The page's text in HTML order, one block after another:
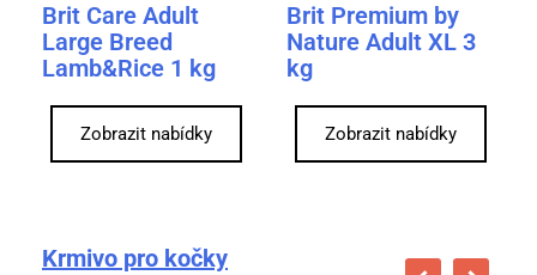
Brit Care Adult
Large Breed
Lamb&Rice 1 kg
Zobrazit nabídky
Brit Premium by
Nature Adult XL 3
kg
Zobrazit nabídky
Krmivo pro kočky